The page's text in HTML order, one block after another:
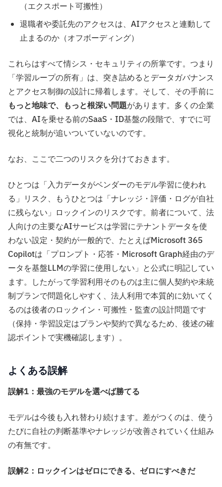
（エクスポート可搬性）
退職者や委託先のアクセスは、AIアクセスと連動して
止まるのか（オフボーディング）
これらはすべて情シス・セキュリティの所掌です。つまり
「学習ループの所有」は、突き詰めるとデータガバナンス
とアクセス制御の設計に帰着します。そして、その手前に
もっと地味で、もっと根深い問題があります。多くの企業
では、AIを乗せる前のSaaS・ID基盤の段階で、すでに可
視化と統制が追いついていないのです。
なお、ここで二つのリスクを分けておきます。
ひとつは「入力データがベンダーのモデル学習に使われ
る」リスク、もうひとつは「ナレッジ・評価・ログが自社
に残らない」ロックインのリスクです。前者について、法
人向けの主要なAIサービスは学習にテナントデータを使
わない設定・契約が一般的で、たとえばMicrosoft 365
Copilotは「プロンプト・応答・Microsoft Graph経由のデ
ータを基盤LLMの学習に使用しない」と公式に明記してい
ます。したがって学習利用そのものは主に個人契約や未統
制プランで問題化しやすく、法人利用で本質的に効いてく
るのは後者のロックイン・可搬性・監査の設計問題です
（保持・学習設定はプランや契約で異なるため、後述の確
認ポイントで実機確認します）。
よくある誤解
誤解1：最強のモデルを選べば勝てる
モデルは今後も入れ替わり続けます。差がつくのは、使う
たびに自社の判断基準やナレッジが改善されていく仕組み
の有無です。
誤解2：ロックインはゼロにできる、ゼロにすべきだ